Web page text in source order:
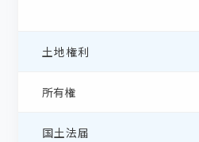
土地権利
所有権
国土法届